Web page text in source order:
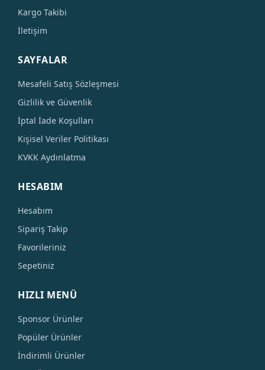
Kargo Takibi
İletişim
SAYFALAR
Mesafeli Satış Sözleşmesi
Gizlilik ve Güvenlik
İptal İade Koşulları
Kişisel Veriler Politikası
KVKK Aydınlatma
HESABIM
Hesabım
Sipariş Takip
Favorileriniz
Sepetiniz
HIZLI MENÜ
Sponsor Ürünler
Popüler Ürünler
İndirimli Ürünler